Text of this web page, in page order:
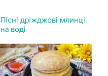
Пісні дріжджові млинці
на воді